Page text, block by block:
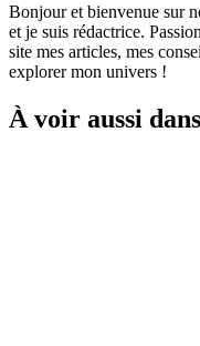
Bonjour et bienvenue sur
et je suis rédactrice.
site mes articles, mes
explorer mon univers !
À voir aussi